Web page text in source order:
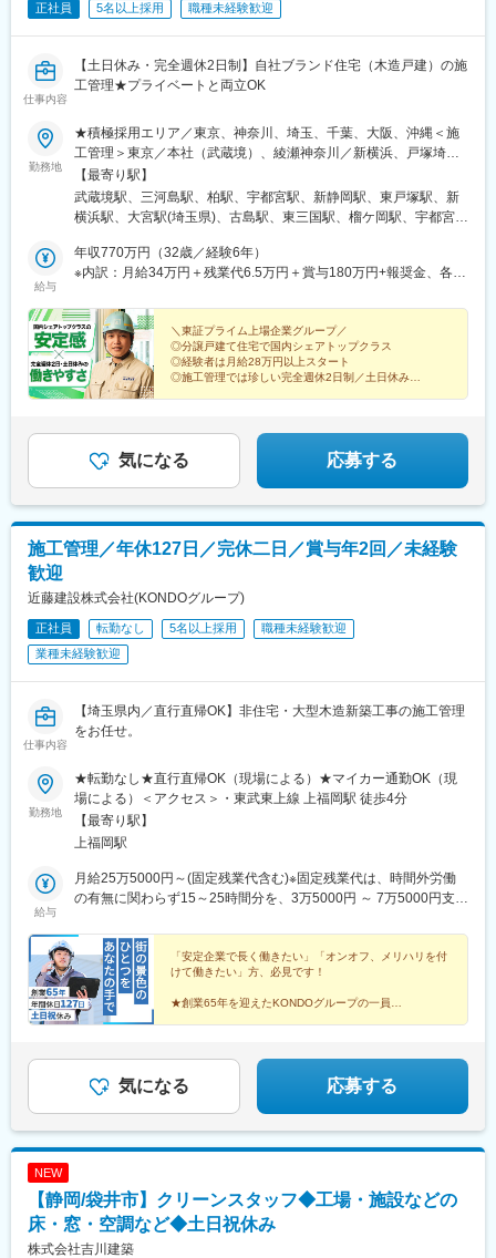
正社員 5名以上採用 職種未経験歓迎
仕事内容
【土日休み・完全週休2日制】自社ブランド住宅（木造戸建）の施
工管理★プライベートと両立OK
勤務地
★積極採用エリア／東京、神奈川、埼玉、千葉、大阪、沖縄＜施
工管理＞東京／本社（武蔵境）、綾瀬神奈川／新横浜、戸塚埼玉
／大宮千葉／柏栃木／宇都宮静岡／静岡大阪／新大阪宮城／仙台
沖縄／那覇※受動喫煙対策あり
【最寄り駅】
武蔵境駅、三河島駅、柏駅、宇都宮駅、新静岡駅、東戸塚駅、新
横浜駅、大宮駅(埼玉県)、古島駅、東三国駅、榴ケ岡駅、宇都宮駅
給与
年収770万円（32歳／経験6年）
※内訳：月給34万円＋残業代6.5万円＋賞与180万円+報奨金、各種
＼東証プライム上場企業グループ／
◎分譲戸建て住宅で国内シェアトップクラス
◎経験者は月給28万円以上スタート
◎施工管理では珍しい完全週休2日制／土日休み
気になる 応募する
施工管理／年休127日／完休二日／賞与年2回／未経験
歓迎
近藤建設株式会社(KONDOグループ)
正社員 転勤なし 5名以上採用
職種未経験歓迎
業種未経験歓迎
仕事内容
【埼玉県内／直行直帰OK】非住宅・大型木造新築工事の施工管理
をお任せ。
勤務地
★転勤なし★直行直帰OK（現場による）★マイカー通勤OK（現
場による）＜アクセス＞・東武東上線 上福岡駅 徒歩4分
【最寄り駅】
上福岡駅
給与
月給25万5000円～(固定残業代含む)※固定残業代は、時間外労働
の有無に関わらず15～25時間分を、3万5000円 ～ 7万5000円支給
×12ヶ月＋賞与年2回＝年収490万円月給50万円×12ヶ月＋賞与年2
回＝年収700万円 「安定企業で長く働きたい」「オンオフ、メリハリを付
けて働きたい」方、必見です！
★創業65年を迎えたKONDOグループの一員
気になる 応募する
NEW
【静岡/袋井市】クリーンスタッフ◆工場・施設などの
床・窓・空調など◆土日祝休み
株式会社吉川建築